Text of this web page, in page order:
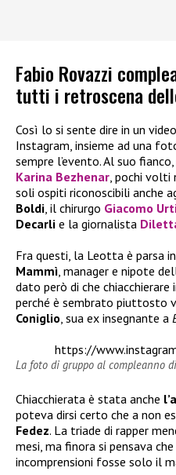
Fabio Rovazzi
tutti i retroscena
Così lo si sente dire in un
Instagram, insieme ad una
sempre l’evento. Al suo
Karina Bezhenar , pochi
soli ospiti riconoscibili anche
Boldi , il chirurgo Giacomo
Decarli e la giornalista
Fra questi, la Leotta è parsa
Mammì , manager e nipote
dato però di che
perché è sembrato piuttosto
Coniglio , sua ex insegnante a
https://
La foto di gruppo al compleanno
Chiacchierata è stata anche
poteva dirsi certo che a non
Fedez. La triade di rapper
mesi, ma finora si pensava
incomprensioni fosse solo il